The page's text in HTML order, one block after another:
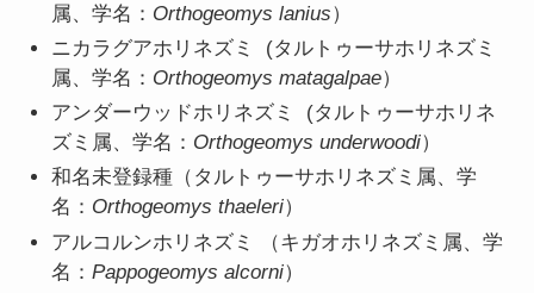
属、学名： Orthogeomys lanius）
ニカラグアホリネズミ (タルトゥーサホリネズミ
属、学名： Orthogeomys matagalpae）
アンダーウッドホリネズミ (タルトゥーサホリネ
ズミ属、学名： Orthogeomys underwoodi）
和名未登録種（タルトゥーサホリネズミ属、学
名： Orthogeomys thaeleri）
アルコルンホリネズミ （キガオホリネズミ属、学
名：Pappogeomys alcorni）